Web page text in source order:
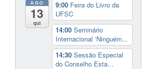
AGO
13
qui
9:00 Feira do Livro da
UFSC
14:00 Seminário
Internacional ‘Ninguém...
14:30 Sessão Especial
do Conselho Esta...